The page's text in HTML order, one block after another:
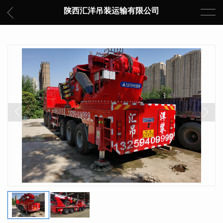
陕西汇洋吊装运输有限公司